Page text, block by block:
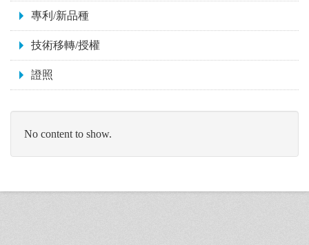
專利/新品種
技術移轉/授權
證照
No content to show.